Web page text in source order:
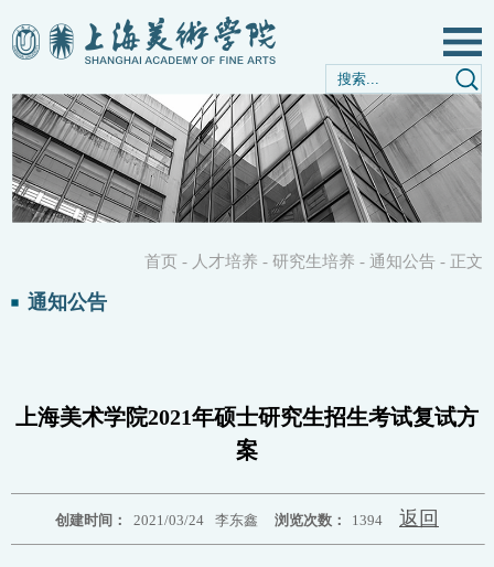
通知公告
首页 - 人才培养 - 研究生培养 - 通知公告 - 正文
上海美术学院2021年硕士研究生招生考试复试方
案
创建时间： 2021/03/24 李东鑫 浏览次数： 1394 返回